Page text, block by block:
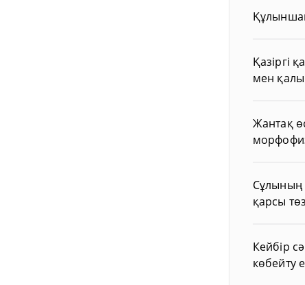
Қазіргі
мен
Жантақ
Сұлының
қарсы
Кейбір
көбейту